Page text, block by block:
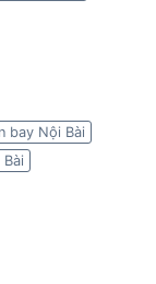
bay Nội Bài